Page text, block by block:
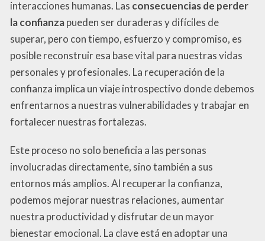
interacciones humanas. Las consecuencias de perder
la confianzapueden ser duraderas y difíciles de
superar, pero con tiempo, esfuerzo y compromiso, es
posible reconstruir esa base vital para nuestras vidas
personales y profesionales. La recuperación de la
confianza implica un viaje introspectivo donde debemos
enfrentarnos a nuestras vulnerabilidades y trabajar en
fortalecer nuestras fortalezas.
Este proceso no solo beneficia a las personas
involucradas directamente, sino también a sus
entornos más amplios. Al recuperar la confianza,
podemos mejorar nuestras relaciones, aumentar
nuestra productividad y disfrutar de un mayor
bienestar emocional. La clave está en adoptar una